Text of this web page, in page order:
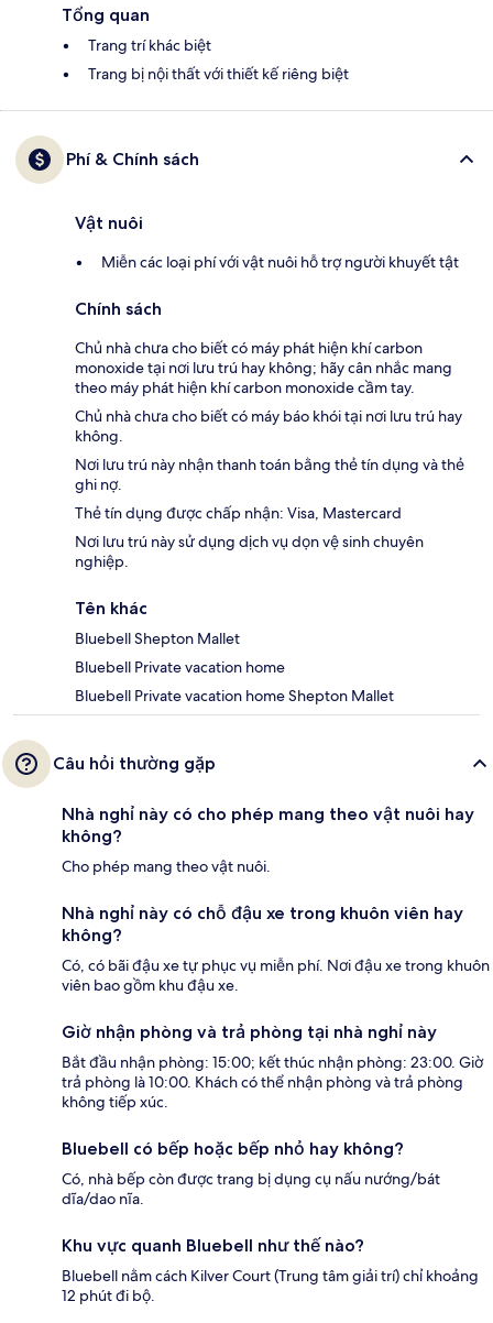
Tổng quan
Trang trí khác biệt
Trang bị nội thất với thiết kế riêng biệt
Phí & Chính sách
Vật nuôi
Miễn các loại phí với vật nuôi hỗ trợ người khuyết tật
Chính sách
Chủ nhà chưa cho biết có máy phát hiện khí carbon
monoxide tại nơi lưu trú hay không; hãy cân nhắc mang
theo máy phát hiện khí carbon monoxide cầm tay.
Chủ nhà chưa cho biết có máy báo khói tại nơi lưu trú hay
không.
Nơi lưu trú này nhận thanh toán bằng thẻ tín dụng và thẻ
ghi nợ.
Thẻ tín dụng được chấp nhận: Visa, Mastercard
Nơi lưu trú này sử dụng dịch vụ dọn vệ sinh chuyên
nghiệp.
Tên khác
Bluebell Shepton Mallet
Bluebell Private vacation home
Bluebell Private vacation home Shepton Mallet
Câu hỏi thường gặp
Nhà nghỉ này có cho phép mang theo vật nuôi hay
không?
Cho phép mang theo vật nuôi.
Nhà nghỉ này có chỗ đậu xe trong khuôn viên hay
không?
Có, có bãi đậu xe tự phục vụ miễn phí. Nơi đậu xe trong khuôn
viên bao gồm khu đậu xe.
Giờ nhận phòng và trả phòng tại nhà nghỉ này
Bắt đầu nhận phòng: 15:00; kết thúc nhận phòng: 23:00. Giờ
trả phòng là 10:00. Khách có thể nhận phòng và trả phòng
không tiếp xúc.
Bluebell có bếp hoặc bếp nhỏ hay không?
Có, nhà bếp còn được trang bị dụng cụ nấu nướng/bát
dĩa/dao nĩa.
Khu vực quanh Bluebell như thế nào?
Bluebell nằm cách Kilver Court (Trung tâm giải trí) chỉ khoảng
12 phút đi bộ.